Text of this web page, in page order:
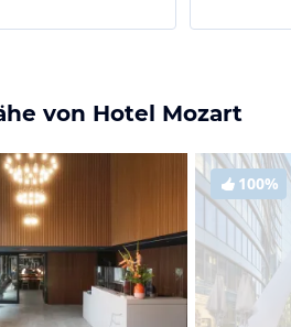
von Hotel Mozart
100%